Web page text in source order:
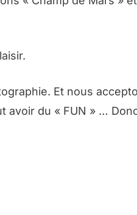
Et nous
avoir du « FUN » …